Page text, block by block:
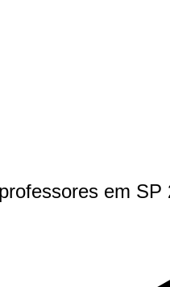
em